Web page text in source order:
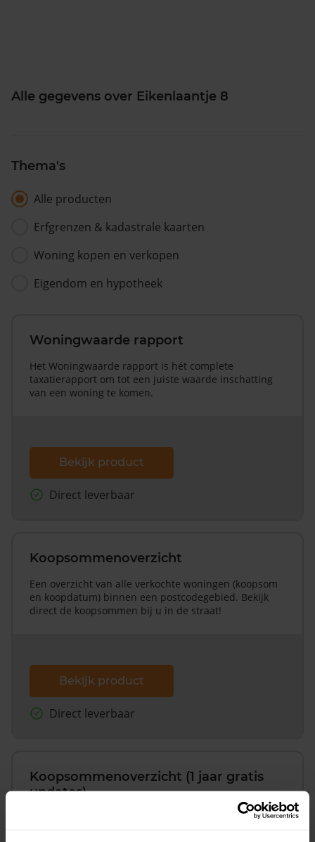
Alle gegevens over Eikenlaantje 8
Thema's
Alle producten
Erfgrenzen & kadastrale kaarten
Woning kopen en verkopen
Eigendom en hypotheek
Woningwaarde rapport
Het Woningwaarde rapport is hét complete
taxatierapport om tot een juiste waarde inschatting
van een woning te komen.
Bekijk product
Direct leverbaar
Koopsommenoverzicht
Een overzicht van alle verkochte woningen (koopsom
en koopdatum) binnen een postcodegebied. Bekijk
direct de koopsommen bij u in de straat!
Bekijk product
Direct leverbaar
Koopsommenoverzicht (1 jaar gratis
updates)